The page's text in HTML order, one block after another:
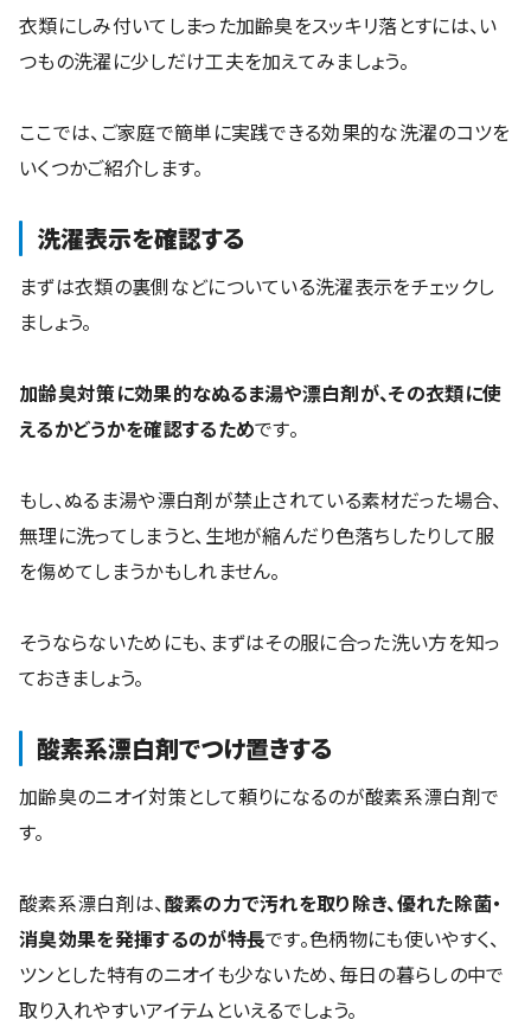
衣類にしみ付いてしまった加齢臭をスッキリ落とすには、い
つもの洗濯に少しだけ工夫を加えてみましょう。
ここでは、ご家庭で簡単に実践できる効果的な洗濯のコツを
いくつかご紹介します。
洗濯表示を確認する
まずは衣類の裏側などについている洗濯表示をチェックし
ましょう。
加齢臭対策に効果的なぬるま湯や漂白剤が、その衣類に使
えるかどうかを確認するためです。
もし、ぬるま湯や漂白剤が禁止されている素材だった場合、
無理に洗ってしまうと、生地が縮んだり色落ちしたりして服
を傷めてしまうかもしれません。
そうならないためにも、まずはその服に合った洗い方を知っ
ておきましょう。
酸素系漂白剤でつけ置きする
加齢臭のニオイ対策として頼りになるのが酸素系漂白剤で
す。
酸素系漂白剤は、酸素の力で汚れを取り除き、優れた除菌・
消臭効果を発揮するのが特長です。色柄物にも使いやすく、
ツンとした特有のニオイも少ないため、毎日の暮らしの中で
取り入れやすいアイテムといえるでしょう。